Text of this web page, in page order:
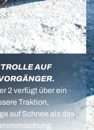
AUF
2 verfügt über ein
Traktion,
auf Schnee als das